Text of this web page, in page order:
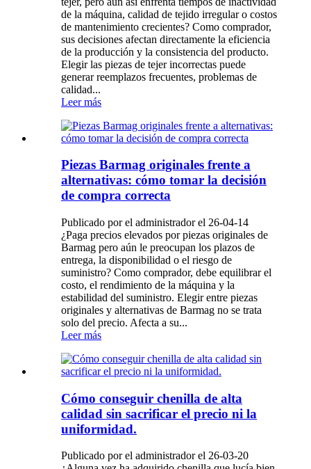
de la máquina, calidad de tejido irregular o costos
de mantenimiento crecientes? Como comprador,
sus decisiones afectan directamente la eficiencia
de la producción y la consistencia del producto.
Elegir las piezas de tejer incorrectas puede
generar reemplazos frecuentes, problemas de
calidad...
Leer más
Piezas Barmag originales frente a
alternativas: cómo tomar la decisión
de compra correcta
Publicado por el administrador el 26-04-14
¿Paga precios elevados por piezas originales de
Barmag pero aún le preocupan los plazos de
entrega, la disponibilidad o el riesgo de
suministro? Como comprador, debe equilibrar el
costo, el rendimiento de la máquina y la
estabilidad del suministro. Elegir entre piezas
originales y alternativas de Barmag no se trata
solo del precio. Afecta a su...
Leer más
Cómo conseguir chenilla de alta
calidad sin sacrificar el precio ni la
uniformidad.
Publicado por el administrador el 26-03-20